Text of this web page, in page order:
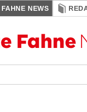
NEWS